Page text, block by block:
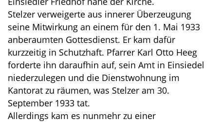
Stelzer verweigerte aus innerer Überzeugung
seine Mitwirkung an einem für den 1. Mai 1933
anberaumten Gottesdienst. Er kam dafür
kurzzeitig in Schutzhaft. Pfarrer Karl Otto Heeg
forderte ihn daraufhin auf, sein Amt in Einsiedel
niederzulegen und die Dienstwohnung im
Kantorat zu räumen, was Stelzer am 30.
September 1933 tat.
Allerdings kam es nunmehr zu einer